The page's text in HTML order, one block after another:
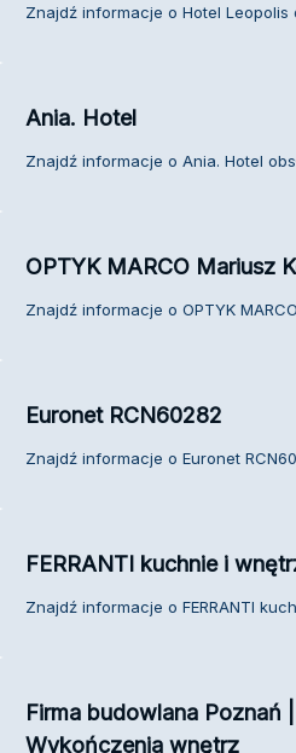
Znajdź informacje o Hotel Leopolis
Ania. Hotel
Znajdź informacje o Ania. Hotel
OPTYK MARCO Mariusz
Znajdź informacje o OPTYK
Euronet RCN60282
Znajdź informacje o Euronet
FERRANTI kuchnie i
Znajdź informacje o FERRANTI
Firma budowlana Poznań
Wykończenia wnętrz